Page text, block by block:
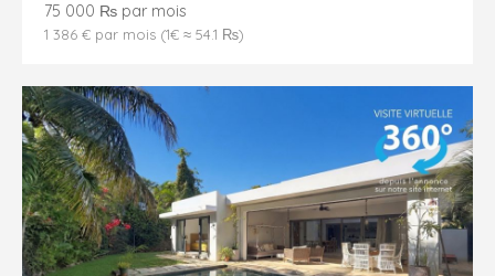
75 000 ₨ par mois
1 386 € par mois (1€ ≈ 54.1 ₨)